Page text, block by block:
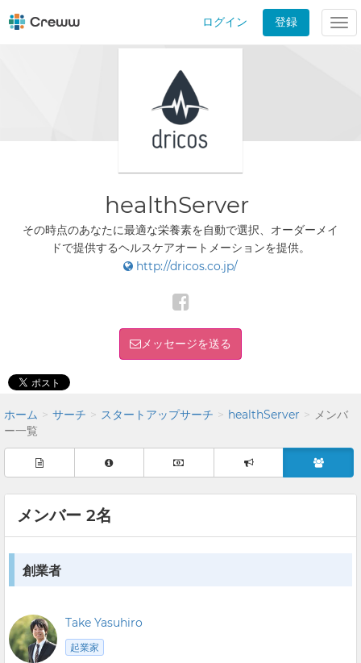
ログイン 登録
healthServer
その時点のあなたに最適な栄養素を自動で選択、オーダーメイ
ドで提供するヘルスケアオートメーションを提供。
http://dricos.co.jp/
メッセージを送る
ホーム サーチ スタートアップサーチ healthServer
メンバ
ー一覧
メンバー 2名
創業者
Take Yasuhiro
起業家